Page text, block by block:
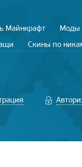
Майнкрафт Моды
Скины по